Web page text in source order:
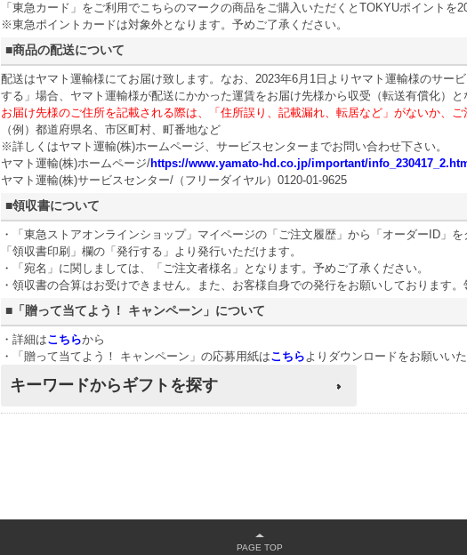
「東急カード」をご利用でこちらのマークの商品をご購入いただくとTOKYUポイントを
※東急ポイントカードは対象外となります。予めご了承ください。
■商品の配送について
配送はヤマト運輸様にてお届け致します。なお、2023年6月1日よりヤマト運輸様のサー
する」場合、ヤマト運輸様が配送にかかった運賃をお届け先様から収受（転送有償化）
お届け先様のご住所を記載される際は、「住所誤り、記載漏れ、転居など」がないか、
（例）都道府県名、市区町村、町番地など
※詳しくはヤマト運輸(株)ホームページ、サービスセンターまでお問い合わせ下さい。
ヤマト運輸(株)ホームページ/https://www.yamato-hd.co.jp/important/
ヤマト運輸(株)サービスセンター/（フリーダイヤル）0120-01-9625
■領収書について
・「東急ストアオンラインショップ」マイページの「ご注文履歴」から「オーダーID」
「領収書印刷」欄の「発行する」より発行いただけます。
・「宛名」に関しましては、「ご注文者様名」となります。予めご了承ください。
・領収書の合算はお受けできません。また、お客様自身での発行をお願いしております
■「贈って当てよう！ キャンペーン」について
・詳細はこちらから
・「贈って当てよう！ キャンペーン」の応募用紙はこちらよりダウンロードをお願いい
キーワードからギフトを探す